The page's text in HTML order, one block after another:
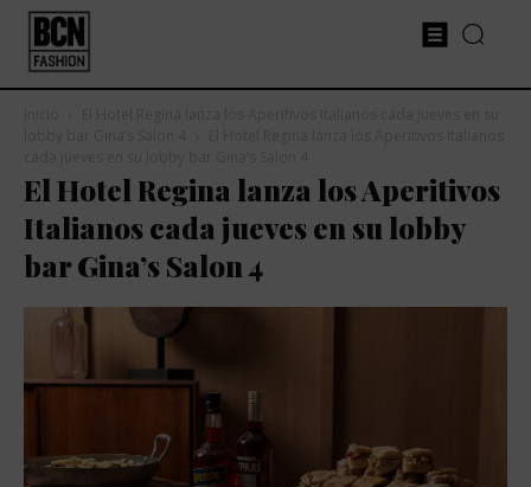
El Hotel Regina lanza los Aperitivos
Italianos cada jueves en su lobby
bar Gina’s Salon 4